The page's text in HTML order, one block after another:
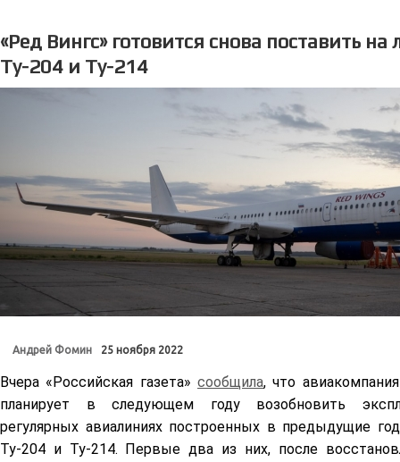
«Ред Вингс» готовится снова поставить на
Ту-204 и Ту-214
Андрей Фомин 25 ноября 2022
Вчера «Российская газета»сообщила, что
планирует в следующем году возобновить
регулярных авиалиниях построенных в предыдущие
Ту-204 и Ту-214. Первые два из них, после